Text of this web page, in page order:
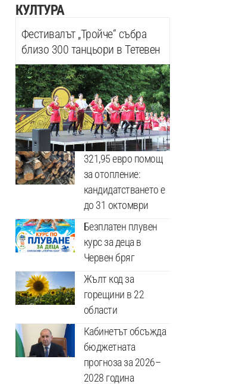
КУЛТУРА
Фестивалът „Тройче“ събра
близо 300 танцьори в Тетевен
321,95 евро помощ
за отопление:
кандидатстването е
до 31 октомври
Безплатен плувен
курс за деца в
Червен бряг
Жълт код за
горещини в 22
области
Кабинетът обсъжда
бюджетната
прогноза за 2026–
2028 година